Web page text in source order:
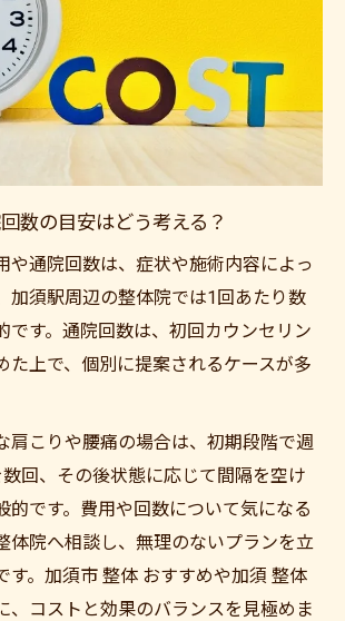
数の目安はどう考える？
や通院回数は、症状や施術内容によっ
加須駅周辺の整体院では1回あたり数
です。通院回数は、初回カウンセリン
た上で、個別に提案されるケースが多
肩こりや腰痛の場合は、初期段階で週
回、その後状態に応じて間隔を空け
的です。費用や回数について気になる
体院へ相談し、無理のないプランを立
す。加須市 整体 おすすめや加須 整体
、コストと効果のバランスを見極めま